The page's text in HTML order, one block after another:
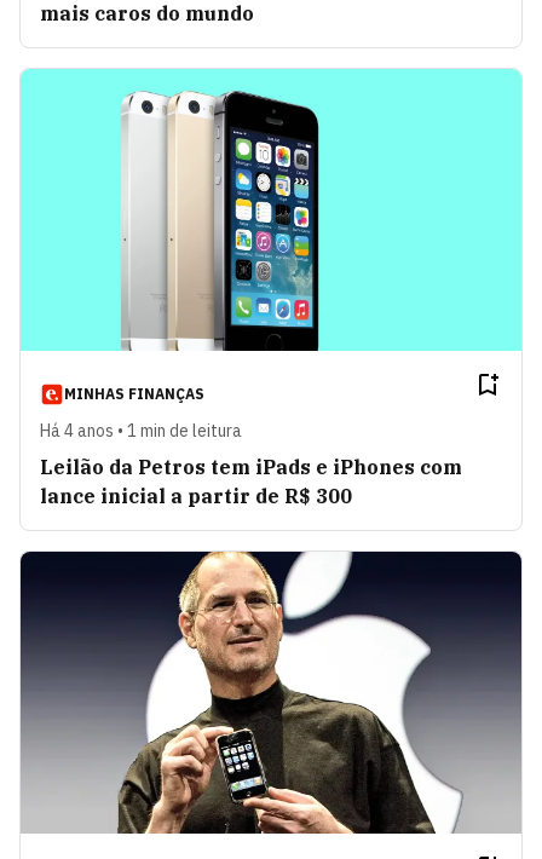
mais caros do mundo
MINHAS FINANÇAS
Há 4 anos • 1 min de leitura
Leilão da Petros tem iPads e iPhones com
lance inicial a partir de R$ 300